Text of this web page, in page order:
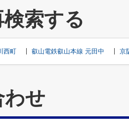
索する
西町 叡山電鉄叡山本線 元田中 京
わせ